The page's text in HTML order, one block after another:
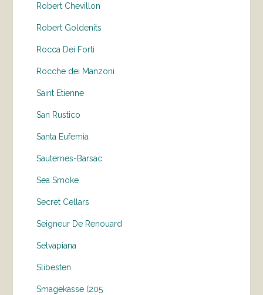
Robert Chevillon
Robert Goldenits
Rocca Dei Forti
Rocche dei Manzoni
Saint Etienne
San Rustico
Santa Eufemia
Sauternes-Barsac
Sea Smoke
Secret Cellars
Seigneur De Renouard
Selvapiana
Slibesten
Smagekasse (205